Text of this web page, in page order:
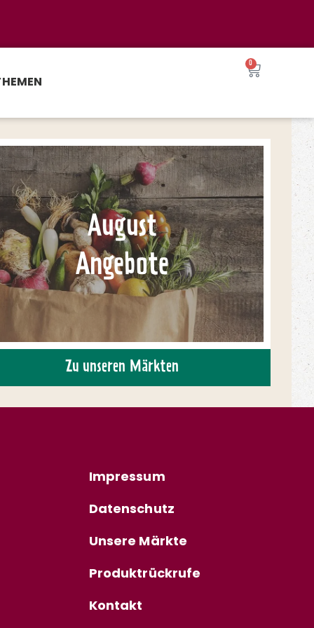
0
August
Angebote
Zu unseren Märkten
Impressum
Datenschutz
Unsere Märkte
Produktrückrufe
Kontakt